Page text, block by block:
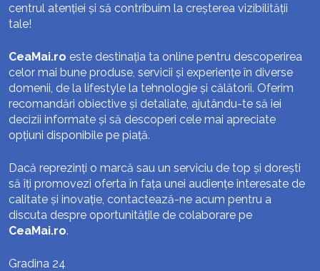
centrul atenției și să contribuim la creșterea vizibilității
tale!
CeaMai.ro este destinația ta online pentru descoperirea
celor mai bune produse, servicii și experiențe în diverse
domenii, de la lifestyle la tehnologie și călătorii. Oferim
recomandări obiective și detaliate, ajutându-te să iei
decizii informate și să descoperi cele mai apreciate
opțiuni disponibile pe piață.
Dacă reprezinți o marcă sau un serviciu de top și dorești
să îți promovezi oferta în fața unei audiențe interesate de
calitate și inovație, contactează-ne acum pentru a
discuta despre oportunitățile de colaborare pe
CeaMai.ro.
Gradina 24